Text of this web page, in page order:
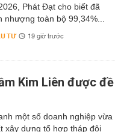
Phát Đạt cho biết đã
nhượng toàn bộ 99,34%...
TƯ 19 giờ trước
Kim Liên được đề
một số doanh nghiệp vừa
xây dựng tổ hợp tháp đôi